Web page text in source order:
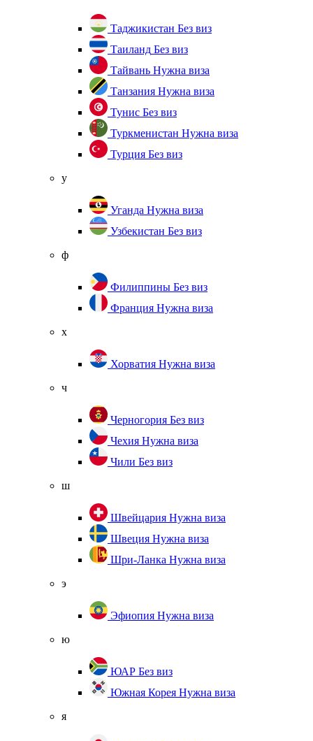
Таджикистан Без виз
Таиланд Без виз
Тайвань Нужна виза
Танзания Нужна виза
Тунис Без виз
Туркменистан Нужна виза
Турция Без виз
у
Уганда Нужна виза
Узбекистан Без виз
ф
Филиппины Без виз
Франция Нужна виза
х
Хорватия Нужна виза
ч
Черногория Без виз
Чехия Нужна виза
Чили Без виз
ш
Швейцария Нужна виза
Швеция Нужна виза
Шри-Ланка Нужна виза
э
Эфиопия Нужна виза
ю
ЮАР Без виз
Южная Корея Нужна виза
я